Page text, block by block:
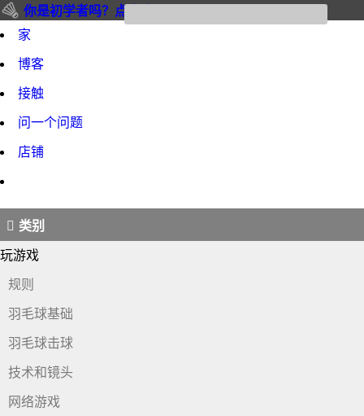
你是初学者吗？点击这里
家
博客
接触
问一个问题
店铺
类别
玩游戏
规则
羽毛球基础
羽毛球击球
技术和镜头
网络游戏